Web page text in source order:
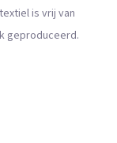
is vrij van
geproduceerd.